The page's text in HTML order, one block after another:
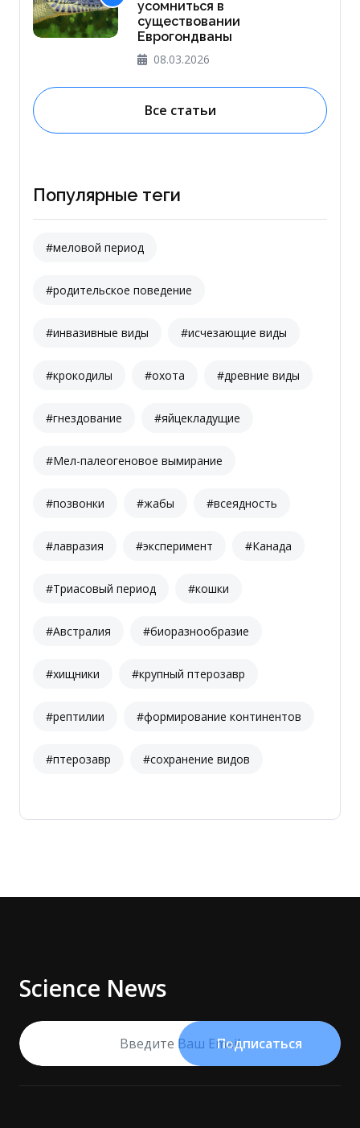
усомниться в
существовании
Еврогондваны
08.03.2026
Все статьи
Популярные теги
#меловой период
#родительское поведение
#инвазивные виды #исчезающие виды
#крокодилы #охота #древние виды
#гнездование #яйцекладущие
#Мел-палеогеновое вымирание
#позвонки #жабы #всеядность
#лавразия #эксперимент #Канада
#Триасовый период #кошки
#Австралия #биоразнообразие
#хищники #крупный птерозавр
#рептилии #формирование континентов
#птерозавр #сохранение видов
Science News
Подписаться